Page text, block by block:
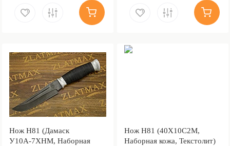
Нож Н81 (Дамаск
У10А-7ХНМ, Наборная
Нож Н81 (40Х10С2М,
Наборная кожа, Текстолит)